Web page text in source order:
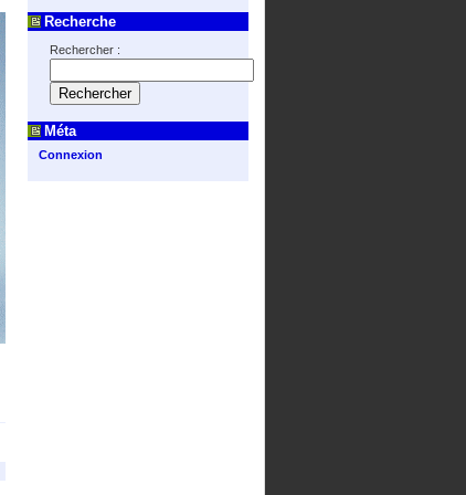
Recherche
Rechercher :
Méta
Connexion